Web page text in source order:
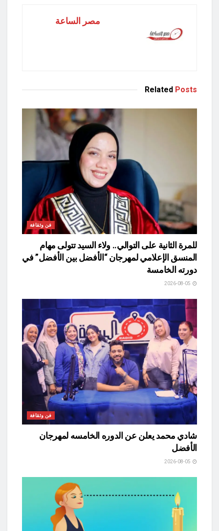
مصر الساعة
Related Posts
فن وثقافة
للمرة الثانية على التوالي.. ولاء السيد تتولى مهام
المنسق الإعلامي لمهرجان “الأفضل بين الأفضل” في
دورته الخامسة
فن وثقافة
شادي محمد يعلن عن الدوره الخامسه لمهرجان
الأفضل